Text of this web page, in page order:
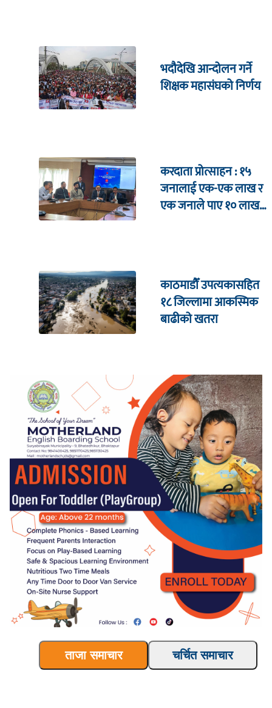
भदौदेखि आन्दोलन गर्ने
शिक्षक महासंघको निर्णय
करदाता प्रोत्साहन : १५
जनालाई एक-एक लाख र
एक जनाले पाए १० लाख
काठमाडौँ उपत्यकासहित
१८ जिल्लामा आकस्मिक
बाढीको खतरा
ताजा समाचार चर्चित समाचार